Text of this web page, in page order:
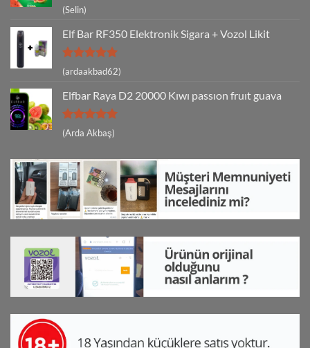
5 üzerinden
5
oy aldı
(Selin)
Elf Bar RF350 Elektronik Sigara + Vozol Likit
5 üzerinden
5
(ardaakbad62)
Elfbar Raya D2 20000 Kıwı passıon fruıt guava
5 üzerinden
5
(Arda Akbaş)